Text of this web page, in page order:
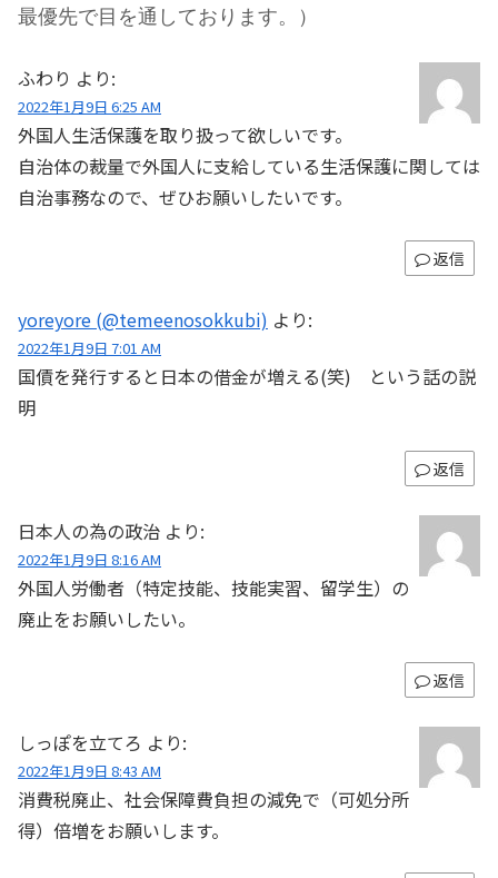
最優先で目を通しております。）
ふわり より:
2022年1月9日 6:25 AM
外国人生活保護を取り扱って欲しいです。
自治体の裁量で外国人に支給している生活保護に関しては
自治事務なので、ぜひお願いしたいです。
返信
yoreyore (@temeenosokkubi) より:
2022年1月9日 7:01 AM
国債を発行すると日本の借金が増える(笑) という話の説
明
返信
日本人の為の政治 より:
2022年1月9日 8:16 AM
外国人労働者（特定技能、技能実習、留学生）の
廃止をお願いしたい。
返信
しっぽを立てろ より:
2022年1月9日 8:43 AM
消費税廃止、社会保障費負担の減免で（可処分所
得）倍増をお願いします。